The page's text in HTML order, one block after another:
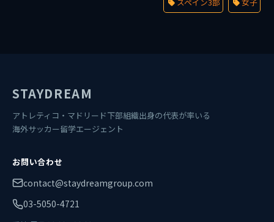
STAYDREAM
アトレティコ・マドリード下部組織出身の代表が率いる
海外サッカー留学エージェント
お問い合わせ
contact@staydreamgroup.com
03-5050-4721